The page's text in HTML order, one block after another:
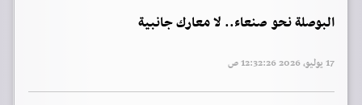
البوصلة نحو صنعاء.. لا معارك جانبية
17 يوليو, 2026 12:32:26 ص